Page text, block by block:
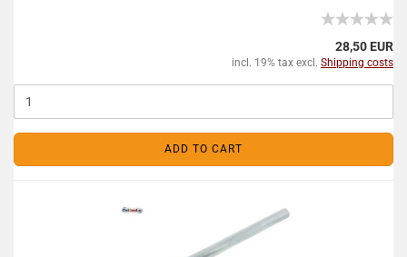
28,50 EUR
incl. 19% tax excl. Shipping costs
ADD TO CART